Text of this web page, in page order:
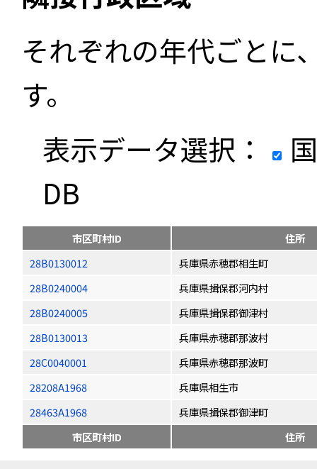
それぞれの年代ごとに
す。
表示データ選択：
DB
市区町村ID
住所
28B0130012
兵庫県赤穂郡相生町
28B0240004
兵庫県揖保郡河内村
28B0240005
兵庫県揖保郡御津村
28B0130013
兵庫県赤穂郡那波村
28C0040001
兵庫県赤穂郡那波町
28208A1968
兵庫県相生市
28463A1968
兵庫県揖保郡御津町
市区町村ID
住所